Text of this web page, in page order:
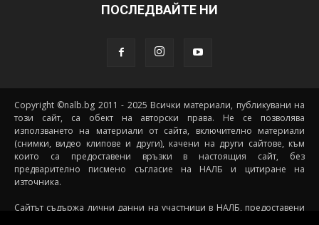
ПОСЛЕДВАЙТЕ НИ
Copyright ©nalb.bg 2011 - 2025 Всички материали, публикувани на
този сайт, са обект на авторски права. Не се позволява
използването на материали от сайта, включително материали
(снимки, видео клипове и други), качени на други сайтове, към
които са предоставени връзки в настоящия сайт, без
предварително писмено съгласие на НАЛБ и цитиране на
източника.
Сайтът съдържа лични данни на участници в НАЛБ, предоставени